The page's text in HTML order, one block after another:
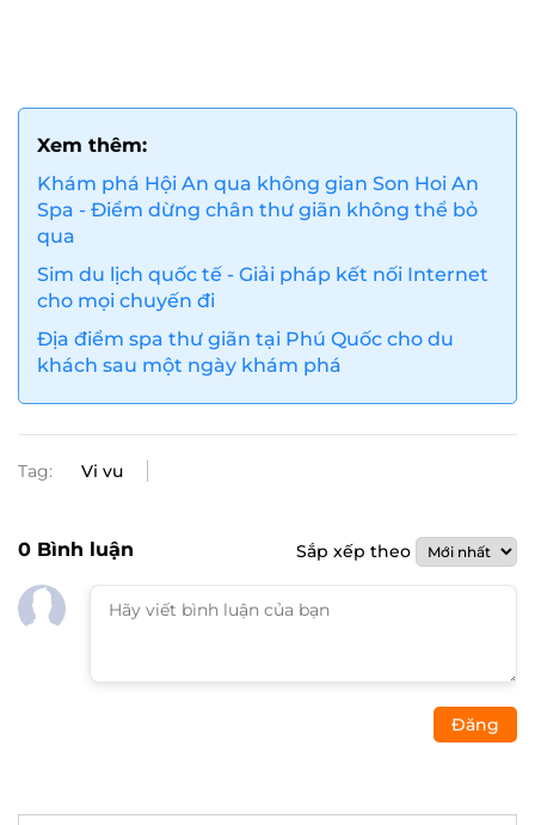
Xem thêm:
Khám phá Hội An qua không gian Son Hoi An
Spa - Điểm dừng chân thư giãn không thể bỏ
qua
Sim du lịch quốc tế - Giải pháp kết nối Internet
cho mọi chuyến đi
Địa điểm spa thư giãn tại Phú Quốc cho du
khách sau một ngày khám phá
Tag: Vi vu
0 Bình luận Sắp xếp theo
Đăng